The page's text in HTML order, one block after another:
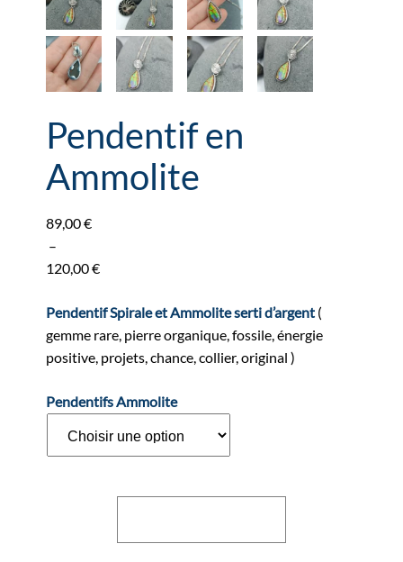
Pendentif en
Ammolite
89,00€
–
120,00€
de
prix :
89,00 €
120,00 €
Pendentif Spirale et Ammolite serti d’argent (
gemme rare, pierre organique, fossile, énergie
positive, projets, chance, collier, original )
Pendentifs Ammolite